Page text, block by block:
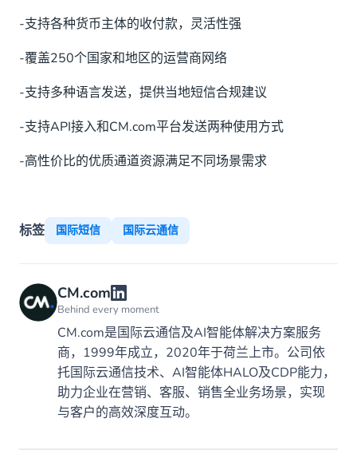
-支持各种货币主体的收付款，灵活性强
-覆盖250个国家和地区的运营商网络
-支持多种语言发送，提供当地短信合规建议
-支持API接入和CM.com平台发送两种使用方式
-高性价比的优质通道资源满足不同场景需求
标签 国际短信 国际云通信
CM.com
Behind every moment
CM.com是国际云通信及AI智能体解决方案服务
商，1999年成立，2020年于荷兰上市。公司依
托国际云通信技术、AI智能体HALO及CDP能力，
助力企业在营销、客服、销售全业务场景，实现
与客户的高效深度互动。